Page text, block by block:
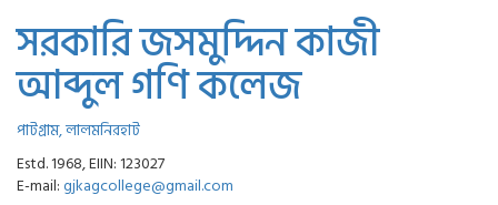
সরকারি জসমুদ্দিন কাজী
আব্দুল গণি কলেজ
পাটগ্রাম, লালমনিরহাট
Estd. 1968, EIIN: 123027
E-mail:gjkagcollege@gmail.com